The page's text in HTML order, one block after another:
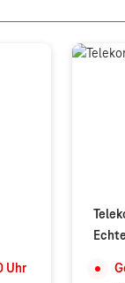
Uhr